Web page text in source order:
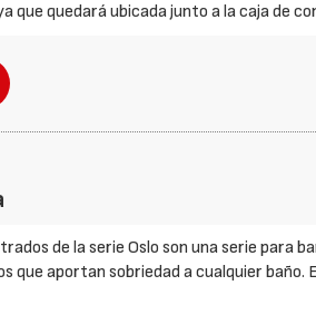
que quedará ubicada junto a la caja de
de la serie Oslo son una serie para
que aportan sobriedad a cualquier baño.